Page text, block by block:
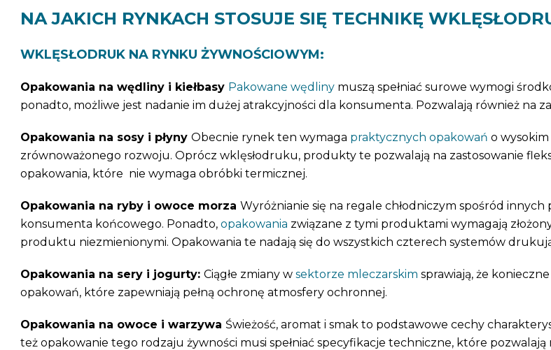
NA JAKICH RYNKACH STOSUJE SIĘ TECHNIKĘ
WKLĘSŁODRUK NA RYNKU ŻYWNOŚCIOWYM:
Opakowania na wędliny i kiełbasy Pakowane wędlinymuszą spełniać surowe wymogi
ponadto, możliwe jest nadanie im dużej atrakcyjności dla konsumenta. Pozwalają również na
Opakowania na sosy i płyny Obecnie rynek ten wymaga praktycznych opakowań o
zrównoważonego rozwoju. Oprócz wklęsłodruku, produkty te pozwalają na zastosowanie
opakowania, które nie wymaga obróbki termicznej.
Opakowania na ryby i owoce morza Wyróżnianie się na regale chłodniczym spośród
konsumenta końcowego. Ponadto, opakowania związane z tymi produktami wymagają
produktu niezmienionymi. Opakowania te nadają się do wszystkich czterech systemów
Opakowania na sery i jogurty: Ciągłe zmiany w sektorze mleczarskim sprawiają, że
opakowań, które zapewniają pełną ochronę atmosfery ochronnej.
Opakowania na owoce i warzywa Świeżość, aromat i smak to podstawowe cechy
też opakowanie tego rodzaju żywności musi spełniać specyfikacje techniczne, które